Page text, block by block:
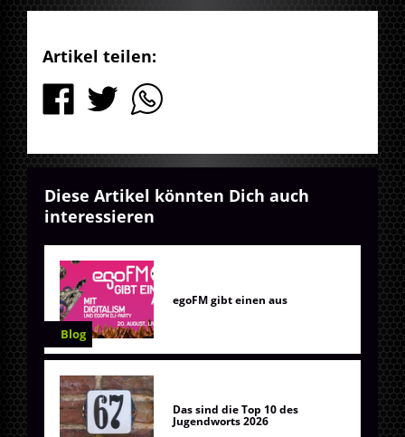
Artikel teilen:
Diese Artikel könnten Dich auch
interessieren
Blog
egoFM gibt einen aus
Das sind die Top 10 des
Jugendworts 2026